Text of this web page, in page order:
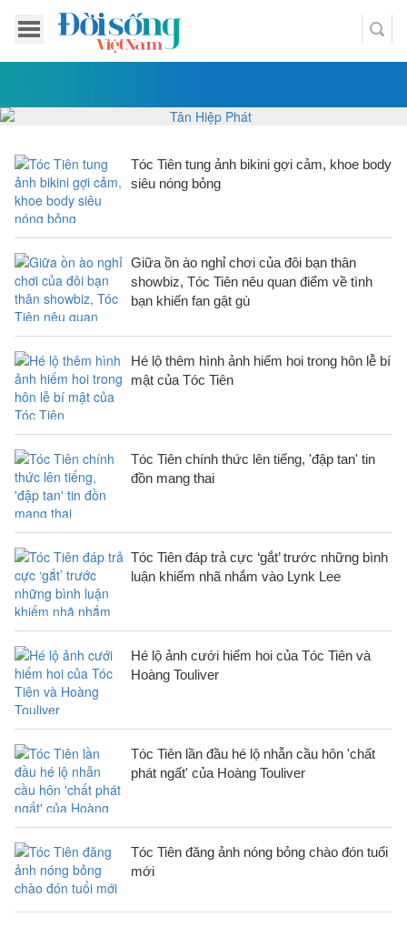
Tóc Tiên tung ảnh bikini gợi cảm, khoe body
siêu nóng bỏng
Giữa ồn ào nghỉ chơi của đôi bạn thân
showbiz, Tóc Tiên nêu quan điểm về tình
bạn khiến fan gật gù
Hé lộ thêm hình ảnh hiếm hoi trong hôn lễ bí
mật của Tóc Tiên
Tóc Tiên chính thức lên tiếng, 'đập tan' tin
đồn mang thai
Tóc Tiên đáp trả cực ‘gắt’ trước những bình
luận khiếm nhã nhắm vào Lynk Lee
Hé lộ ảnh cưới hiếm hoi của Tóc Tiên và
Hoàng Touliver
Tóc Tiên lần đầu hé lộ nhẫn cầu hôn 'chất
phát ngất' của Hoàng Touliver
Tóc Tiên đăng ảnh nóng bỏng chào đón tuổi
mới